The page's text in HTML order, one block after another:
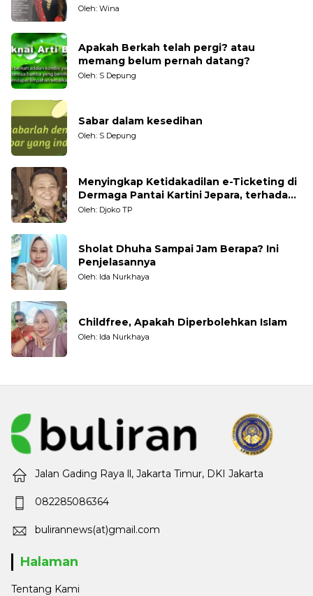
Generasi Muda
Oleh: Wina
Apakah Berkah telah pergi? atau
memang belum pernah datang?
Oleh: S Depung
Sabar dalam kesedihan
Oleh: S Depung
Menyingkap Ketidakadilan e-Ticketing di
Dermaga Pantai Kartini Jepara, terhadap
Nelayan Tradisional
Oleh: Djoko TP
Sholat Dhuha Sampai Jam Berapa? Ini
Penjelasannya
Oleh: Ida Nurkhaya
Childfree, Apakah Diperbolehkan Islam
Oleh: Ida Nurkhaya
Jalan Gading Raya ll, Jakarta Timur, DKI Jakarta
082285086364
bulirannews(at)gmail.com
Halaman
Tentang Kami